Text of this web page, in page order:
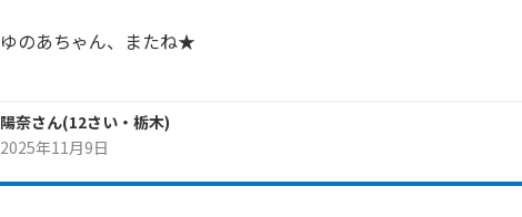
ゆのあちゃん、またね★
陽奈さん(12さい・ 栃木)
2025年11月9日